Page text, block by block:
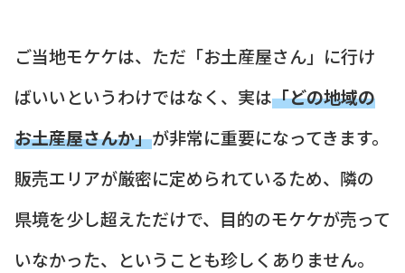
ご当地モケケは、ただ「お土産屋さん」に行け
ばいいというわけではなく、実は「どの地域の
お土産屋さんか」が非常に重要になってきます。
販売エリアが厳密に定められているため、隣の
県境を少し超えただけで、目的のモケケが売って
いなかった、ということも珍しくありません。